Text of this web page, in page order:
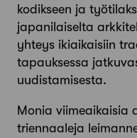
kodikseen ja
japanilaiselta
yhteys ikiaikaisiin
tapauksessa
uudistamisesta.
Monia viimeaikaisia
triennaaleja